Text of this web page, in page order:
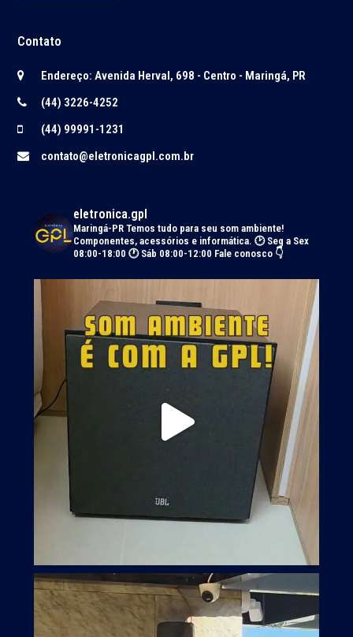
Contato
Endereço: Avenida Herval, 698 - Centro - Maringá, PR
(44) 3226-4252
(44) 99991-1231
contato@eletronicagpl.com.br
eletronica.gpl
Maringá-PRTemos tudo para seu som ambiente!
Componentes, acessórios e informática. 🕑 Seg a Sex
08:00-18:00 🕐 Sáb 08:00-12:00 Fale conosco 👇